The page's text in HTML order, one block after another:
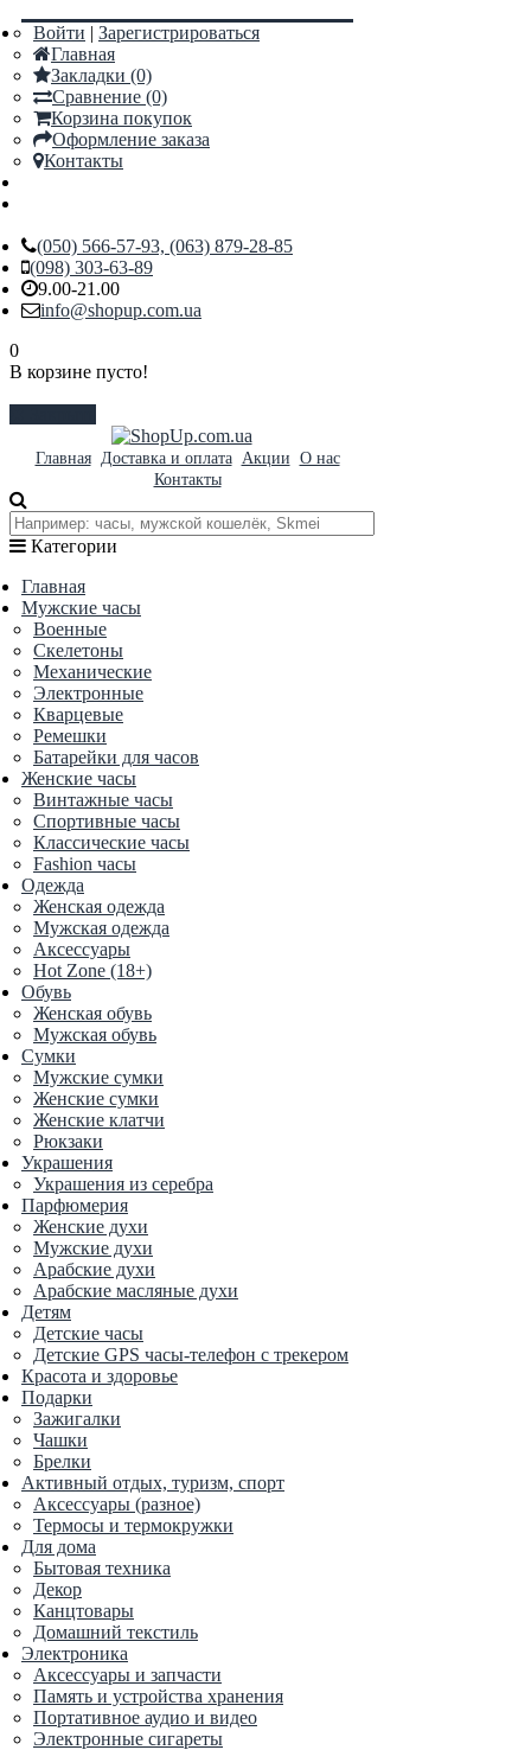
Войти | Зарегистрироваться
Главная
Закладки (0)
Сравнение (0)
Корзина покупок
Оформление заказа
Контакты
(050) 566-57-93, (063) 879-28-85
(098) 303-63-89
9.00-21.00
info@shopup.com.ua
0
В корзине пусто!
Главная Доставка и оплата Акции О нас
Контакты
Категории
Главная
Мужские часы
Военные
Скелетоны
Механические
Электронные
Кварцевые
Ремешки
Батарейки для часов
Женские часы
Винтажные часы
Спортивные часы
Классические часы
Fashion часы
Одежда
Женская одежда
Мужская одежда
Аксессуары
Hot Zone (18+)
Обувь
Женская обувь
Мужская обувь
Сумки
Мужские сумки
Женские сумки
Женские клатчи
Рюкзаки
Украшения
Украшения из серебра
Парфюмерия
Женские духи
Мужские духи
Арабские духи
Арабские масляные духи
Детям
Детские часы
Детские GPS часы-телефон с трекером
Красота и здоровье
Подарки
Зажигалки
Чашки
Брелки
Активный отдых, туризм, спорт
Аксессуары (разное)
Термосы и термокружки
Для дома
Бытовая техника
Декор
Канцтовары
Домашний текстиль
Электроника
Аксессуары и запчасти
Память и устройства хранения
Портативное аудио и видео
Электронные сигареты